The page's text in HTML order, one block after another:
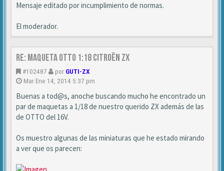
Mensaje editado por incumplimiento de normas.
El moderador.
Re: MAQUETA OTTO 1:18 CITROËN ZX
#102487 por GUTI-ZX
Mar Ene 14, 2014 5:37 pm
Buenas a tod@s, anoche buscando mucho he encontrado un
par de maquetas a 1/18 de nuestro querido ZX además de las
de OTTO del 16V.
Os muestro algunas de las miniaturas que he estado mirando
a ver que os parecen: